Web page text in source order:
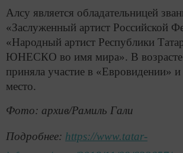
Алсу является обладательницей
«Заслуженный артист Российской
«Народный артист Республики
ЮНЕСКО во имя мира». В возрасте
приняла участие в «Евровидении» и
место.
Фото: архив/Рамиль Гали
Подробнее: https://www.tatar-